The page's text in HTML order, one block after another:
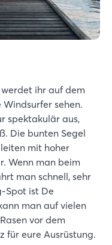
ihr auf dem
Windsurfer sehen.
spektakulär aus,
Die bunten Segel
mit hoher
Wenn man beim
man schnell, sehr
Spot ist De
man auf vielen
vor dem
für eure Ausrüstung.